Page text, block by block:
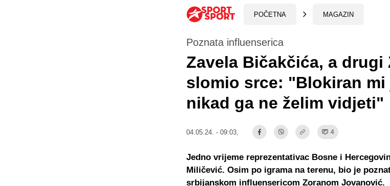
POČETNA MAGAZIN
Poznata influenserica
Zavela Bičakčića, a drugi
slomio srce: "Blokiran mi
nikad ga ne želim vidjeti"
04.05.24. - 09:03, 4
Jedno vrijeme reprezentativac Bosne i
Miličević. Osim po igrama na terenu, bio je
srbijanskom influensericom Zoranom Jovanović.